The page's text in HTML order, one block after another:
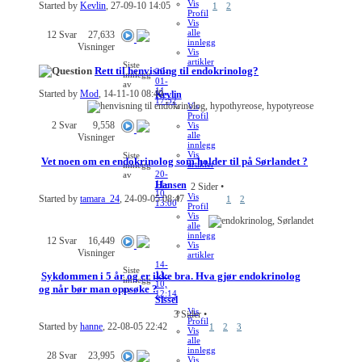
Vis
Profil
Vis
alle
innlegg
Vis
artikler
20-
01-
11,
17:52
Started by Kevlin, 27-09-10 14:05 1 2
12 Svar
27,633
Visninger
Siste
innlegg
av
Kevlin
Vis
Profil
Vis
alle
innlegg
Vis
artikler
20-
11-
10,
13:00
Rett til henvisning til endokrinolog?
Started by Mod , 14-11-10 08:49
2 Svar
9,558
Visninger
Siste
innlegg
av
Hansen
Vis
Profil
Vis
alle
innlegg
Vis
artikler
14-
11-
10,
12:14
Vet noen om en endokrinolog som holder til på Sørlandet ?
Started by tamara_24, 24-09-05 08:47
2 Sider •
1 2
12 Svar
16,449
Visninger
Siste
innlegg
av
Sissel
Vis
Profil
Vis
alle
innlegg
Vis
Sykdommen i 5 år og er ikke bra. Hva gjør endokrinolog
og når bør man oppsøke ?
Started by hanne, 22-08-05 22:42
3 Sider •
1 2 3
28 Svar
23,995